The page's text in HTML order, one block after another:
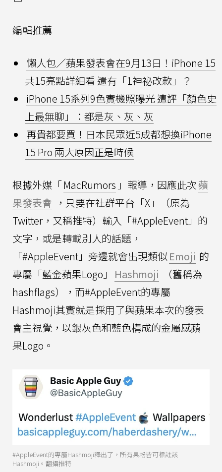
編輯推薦
懶人包／蘋果發表會在9月13日！iPhone 15
共15亮點詳細看 還有「1神祕改款」？
iPhone 15系列9色實機照曝光 遭評「顏色史
上最無聊」：都是灰、灰、灰
再貴都要買！日本民眾近5成都想換iPhone
15 Pro 兩大原因正是時候
根據外媒「MacRumors 」報導，因應此次蘋
果發表會 ，只要在社群平台「X」（原為
Twitter，又稱推特）輸入「#AppleEvent」的
文字，或是轉載別人的話題，
「#AppleEvent」旁邊就會出現類似 Emoji 的
專屬「藍金蘋果Logo」
Hashmoji
（舊稱為
hashflags），而#AppleEvent的專屬
Hashmoji其實就是採用了與蘋果本次的發表
會主視覺，以銀灰色和藍色構成的金屬感蘋
果Logo。
#AppleEvent的專屬Hashmoji釋出了，所有果粉皆可標註該
Hashmoji。翻攝推特